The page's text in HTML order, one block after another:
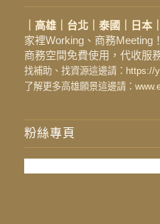
｜高雄｜台北｜泰國｜日本
家裡Working、商務Meeting！
商務空間免費使用，代收服
找補助、找資源這邊請： https://
了解更多高雄願景這邊請：
粉絲專頁